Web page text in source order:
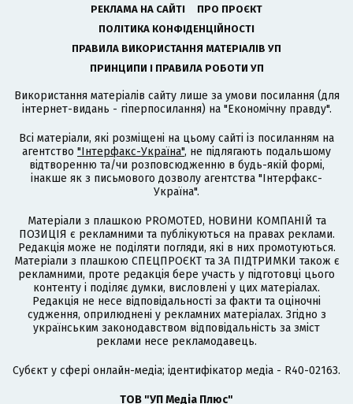
РЕКЛАМА НА САЙТІ
ПРО ПРОЄКТ
ПОЛІТИКА КОНФІДЕНЦІЙНОСТІ
ПРАВИЛА ВИКОРИСТАННЯ МАТЕРІАЛІВ УП
ПРИНЦИПИ І ПРАВИЛА РОБОТИ УП
Використання матеріалів сайту лише за умови посилання (для
інтернет-видань - гіперпосилання) на "Економічну правду".
Всі матеріали, які розміщені на цьому сайті із посиланням на
агентство "Інтерфакс-Україна", не підлягають подальшому
відтворенню та/чи розповсюдженню в будь-якій формі,
інакше як з письмового дозволу агентства "Інтерфакс-
Україна".
Матеріали з плашкою PROMOTED, НОВИНИ КОМПАНІЙ та
ПОЗИЦІЯ є рекламними та публікуються на правах реклами.
Редакція може не поділяти погляди, які в них промотуються.
Матеріали з плашкою СПЕЦПРОЄКТ та ЗА ПІДТРИМКИ також є
рекламними, проте редакція бере участь у підготовці цього
контенту і поділяє думки, висловлені у цих матеріалах.
Редакція не несе відповідальності за факти та оціночні
судження, оприлюднені у рекламних матеріалах. Згідно з
українським законодавством відповідальність за зміст
реклами несе рекламодавець.
Cубєкт у сфері онлайн-медіа; ідентифікатор медіа - R40-02163.
ТОВ "УП Медіа Плюс"